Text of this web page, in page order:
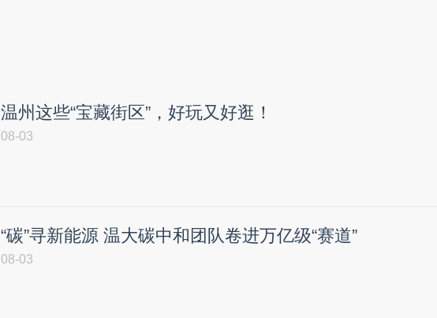
温州这些“宝藏街区”，好玩又好逛！
08-03
“碳”寻新能源 温大碳中和团队卷进万亿级“赛道”
08-03